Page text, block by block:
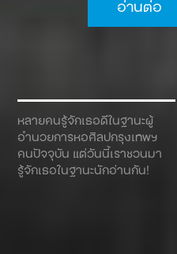
หลายคนรู้จักเธอดีในฐานะผู้
อำนวยการหอศิลปกรุงเทพฯ
คนปัจจุบัน แต่วันนี้เราชวนมา
รู้จักเธอในฐานะนักอ่านกัน!
อ่านต่อ